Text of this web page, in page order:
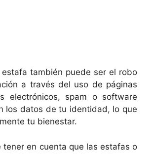
también puede ser el robo
a través del uso de páginas
electrónicos, spam o software
los datos de tu identidad, lo que
tu bienestar.
tener en cuenta que las estafas o